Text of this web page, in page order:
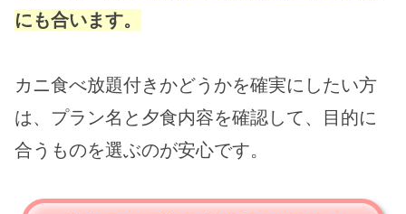
にも合います。
カニ食べ放題付きかどうかを確実にしたい方
は、プラン名と夕食内容を確認して、目的に
合うものを選ぶのが安心です。